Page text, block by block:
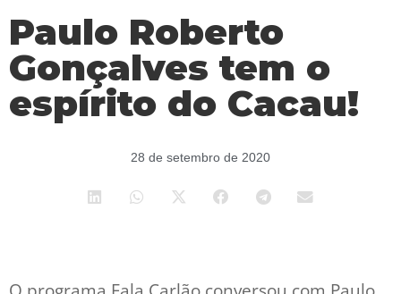
Paulo Roberto
Gonçalves tem o
espírito do Cacau!
28 de setembro de 2020